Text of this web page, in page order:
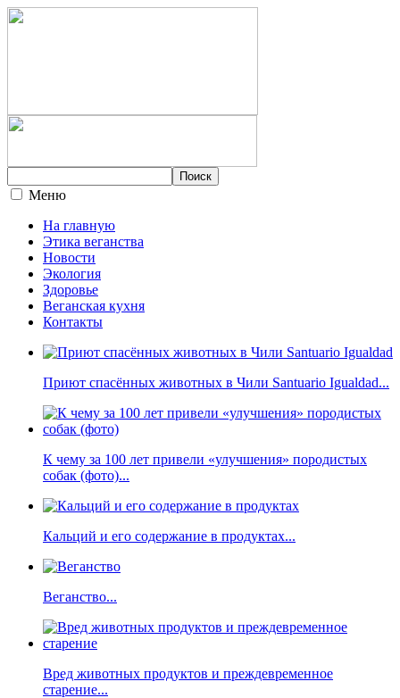
Меню
На главную
Этика веганства
Новости
Экология
Здоровье
Веганская кухня
Контакты
Приют спасённых животных в Чили Santuario Igualdad...
К чему за 100 лет привели «улучшения» породистых
собак (фото)...
Кальций и его содержание в продуктах...
Веганство...
Вред животных продуктов и преждевременное
старение...